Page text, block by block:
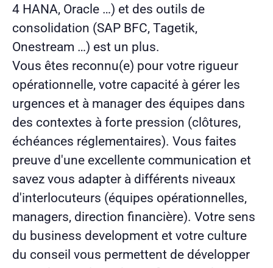
4 HANA, Oracle …) et des outils de
consolidation (SAP BFC, Tagetik,
Onestream …) est un plus.
Vous êtes reconnu(e) pour votre rigueur
opérationnelle, votre capacité à gérer les
urgences et à manager des équipes dans
des contextes à forte pression (clôtures,
échéances réglementaires). Vous faites
preuve d'une excellente communication et
savez vous adapter à différents niveaux
d'interlocuteurs (équipes opérationnelles,
managers, direction financière). Votre sens
du business development et votre culture
du conseil vous permettent de développer